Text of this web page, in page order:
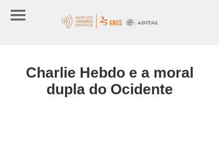
Charlie Hebdo e a moral
dupla do Ocidente